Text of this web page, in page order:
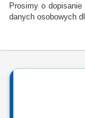
Prosimy o
danych osobowych